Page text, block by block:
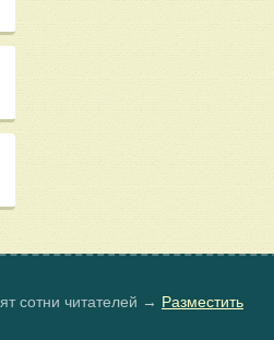
сотни читателей → Разместить